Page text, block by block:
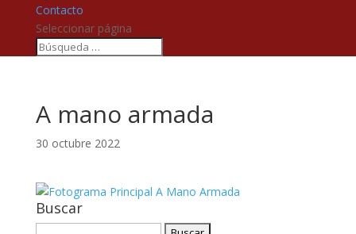
Contacto
Seleccionar página
A mano armada
30 octubre 2022
Buscar